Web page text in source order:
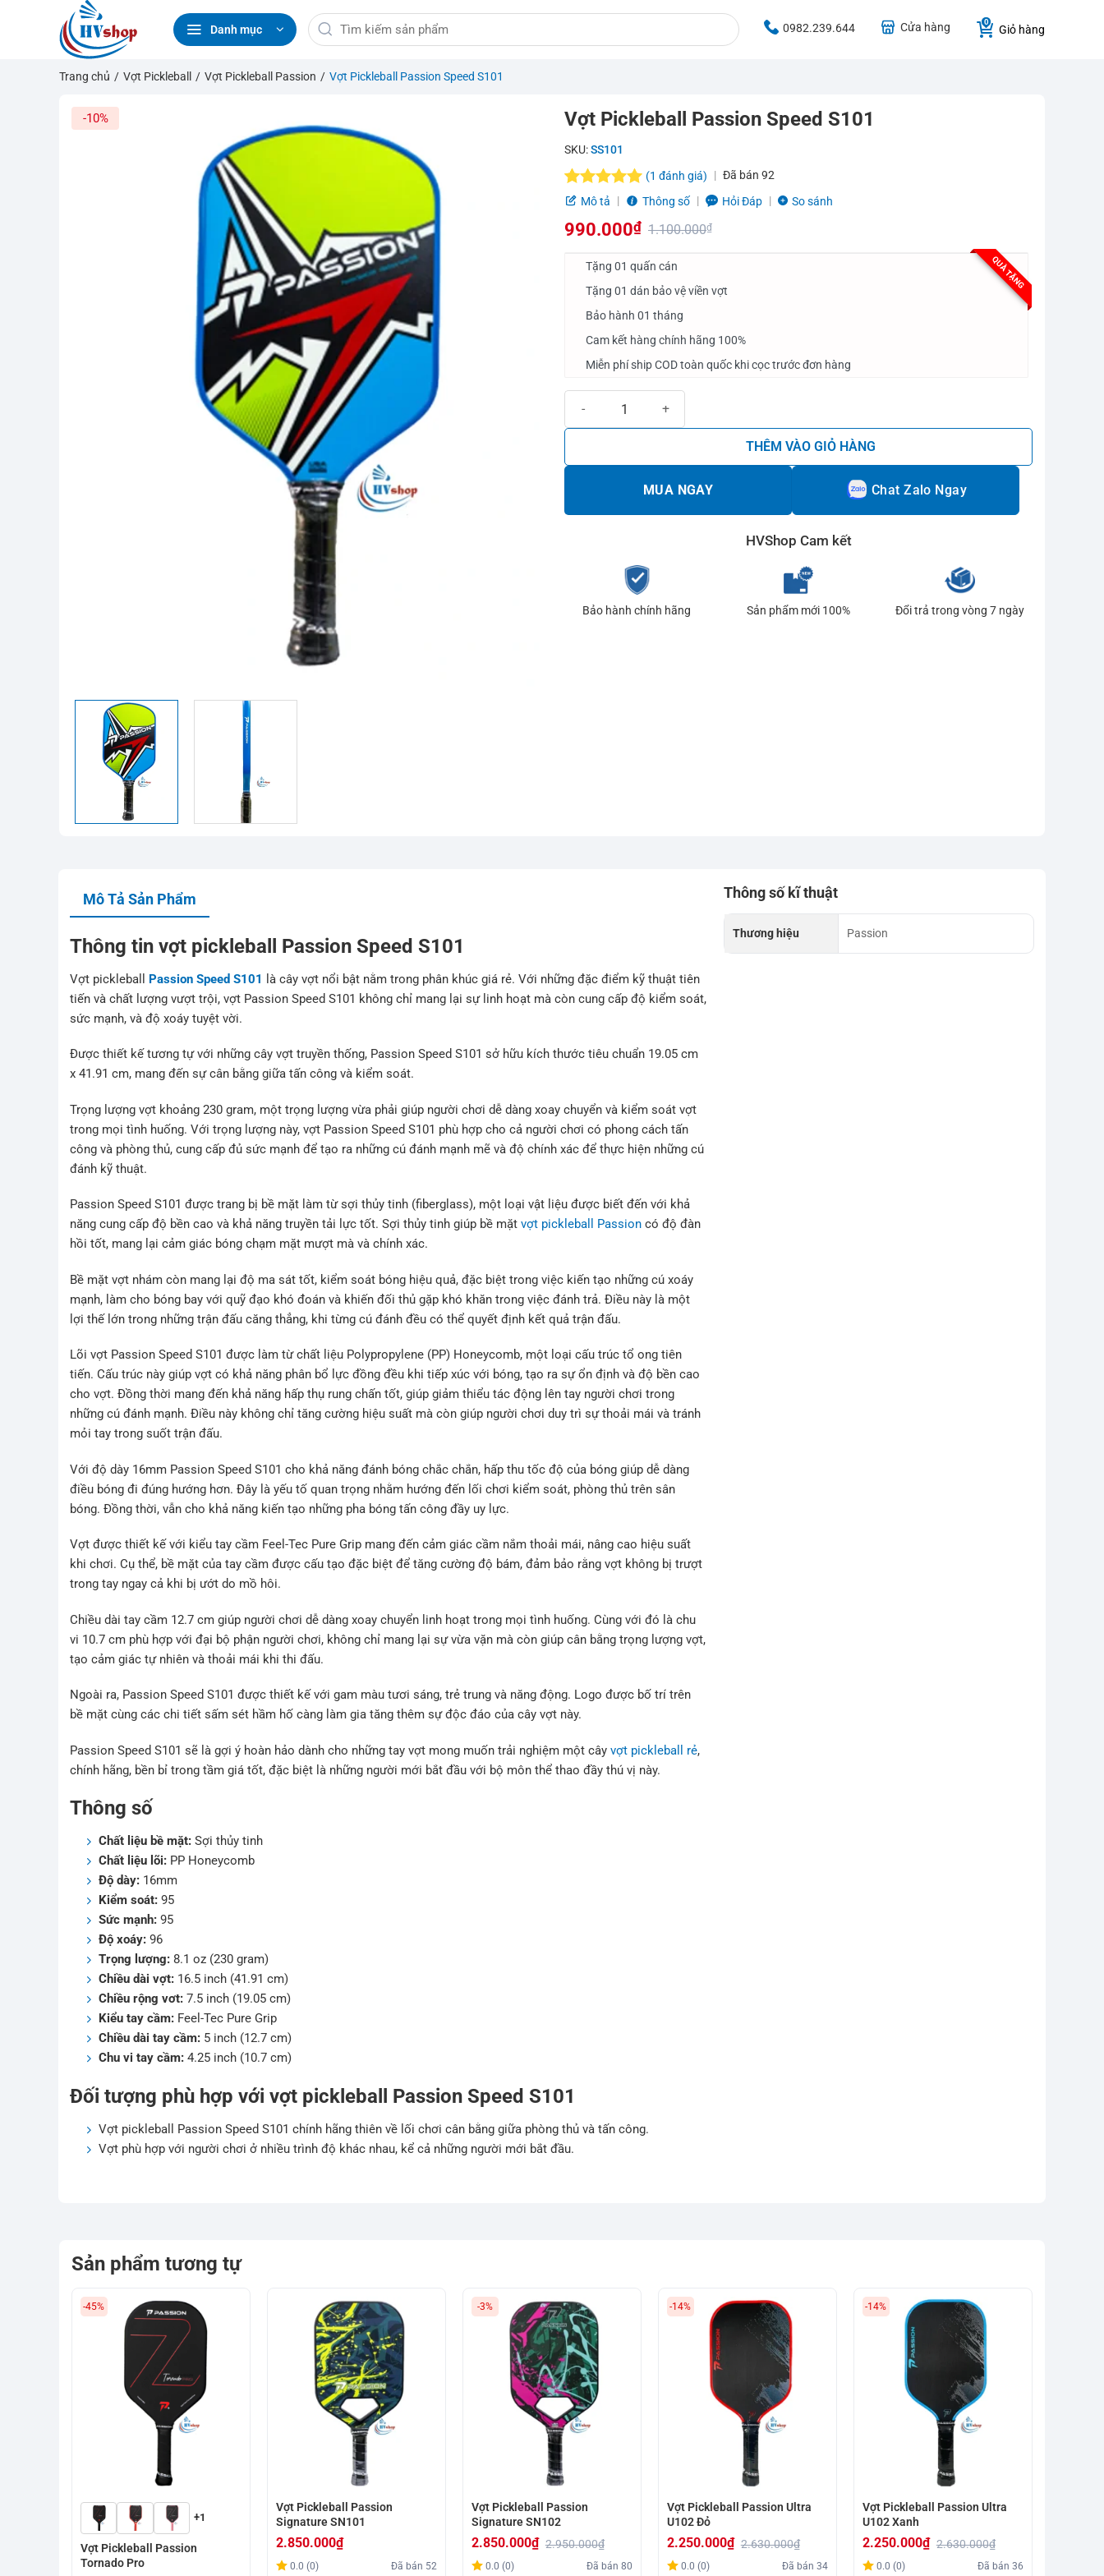
Danh mục
Tìm
kiếm:
0982.239.644 Cửa hàng Giỏ hàng
Trang chủ / Vợt Pickleball / Vợt Pickleball Passion / Vợt Pickleball Passion Speed S101
-10% Vợt Pickleball Passion Speed S101
SKU:SS101
5.0trên 5
1
đánh giá
(1 đánh giá) Đã bán92
Mô tả
Thông số Hỏi Đáp So sánh
1.100.000₫
gốc
1.100.000₫.
990.000₫
hiện
990.000₫.
QUÀ TẶNG
Tặng 01 quấn cán
Tặng 01 dán bảo vệ viền vợt
Bảo hành 01 tháng
Cam kết hàng chính hãng 100%
Miễn phí ship COD toàn quốc khi cọc trước đơn hàng
THÊM VÀO GIỎ HÀNG
MUA NGAY Chat Zalo Ngay
HVShop Cam kết
Bảo hành chính hãng Sản phẩm mới 100% Đổi trả trong vòng 7 ngày
Mô Tả Sản Phẩm
Thông tin vợt pickleball Passion Speed S101
Vợt pickleball Passion Speed S101
là cây vợt nổi bật nằm trong phân khúc giá rẻ. Với những đặc điểm kỹ thuật tiên
tiến và chất lượng vượt trội, vợt Passion Speed S101 không chỉ mang lại sự linh hoạt mà còn cung cấp độ kiểm soát,
sức mạnh, và độ xoáy tuyệt vời.
Được thiết kế tương tự với những cây vợt truyền thống, Passion Speed S101 sở hữu kích thước tiêu chuẩn 19.05 cm
x 41.91 cm, mang đến sự cân bằng giữa tấn công và kiểm soát.
Trọng lượng vợt khoảng 230 gram, một trọng lượng vừa phải giúp người chơi dễ dàng xoay chuyển và kiểm soát vợt
trong mọi tình huống. Với trọng lượng này, vợt Passion Speed S101 phù hợp cho cả người chơi có phong cách tấn
công và phòng thủ, cung cấp đủ sức mạnh để tạo ra những cú đánh mạnh mẽ và độ chính xác để thực hiện những cú
đánh kỹ thuật.
Passion Speed S101 được trang bị bề mặt làm từ sợi thủy tinh (fiberglass), một loại vật liệu được biết đến với khả
năng cung cấp độ bền cao và khả năng truyền tải lực tốt. Sợi thủy tinh giúp bề mặtvợt pickleball Passion có độ đàn
hồi tốt, mang lại cảm giác bóng chạm mặt mượt mà và chính xác.
Bề mặt vợt nhám còn mang lại độ ma sát tốt, kiểm soát bóng hiệu quả, đặc biệt trong việc kiến tạo những cú xoáy
mạnh, làm cho bóng bay với quỹ đạo khó đoán và khiến đối thủ gặp khó khăn trong việc đánh trả. Điều này là một
lợi thế lớn trong những trận đấu căng thẳng, khi từng cú đánh đều có thể quyết định kết quả trận đấu.
Lõi vợt Passion Speed S101 được làm từ chất liệu Polypropylene (PP) Honeycomb, một loại cấu trúc tổ ong tiên
tiến. Cấu trúc này giúp vợt có khả năng phân bổ lực đồng đều khi tiếp xúc với bóng, tạo ra sự ổn định và độ bền cao
cho vợt. Đồng thời mang đến khả năng hấp thụ rung chấn tốt, giúp giảm thiểu tác động lên tay người chơi trong
những cú đánh mạnh. Điều này không chỉ tăng cường hiệu suất mà còn giúp người chơi duy trì sự thoải mái và tránh
mỏi tay trong suốt trận đấu.
Với độ dày 16mm Passion Speed S101 cho khả năng đánh bóng chắc chắn, hấp thu tốc độ của bóng giúp dễ dàng
điều bóng đi đúng hướng hơn. Đây là yếu tố quan trọng nhằm hướng đến lối chơi kiểm soát, phòng thủ trên sân
bóng. Đồng thời, vẫn cho khả năng kiến tạo những pha bóng tấn công đầy uy lực.
Vợt được thiết kế với kiểu tay cầm Feel-Tec Pure Grip mang đến cảm giác cầm nắm thoải mái, nâng cao hiệu suất
khi chơi. Cụ thể, bề mặt của tay cầm được cấu tạo đặc biệt để tăng cường độ bám, đảm bảo rằng vợt không bị trượt
trong tay ngay cả khi bị ướt do mồ hôi.
Chiều dài tay cầm 12.7 cm giúp người chơi dễ dàng xoay chuyển linh hoạt trong mọi tình huống. Cùng với đó là chu
vi 10.7 cm phù hợp với đại bộ phận người chơi, không chỉ mang lại sự vừa vặn mà còn giúp cân bằng trọng lượng vợt,
tạo cảm giác tự nhiên và thoải mái khi thi đấu.
Ngoài ra, Passion Speed S101 được thiết kế với gam màu tươi sáng, trẻ trung và năng động. Logo được bố trí trên
bề mặt cùng các chi tiết sấm sét hầm hố càng làm gia tăng thêm sự độc đáo của cây vợt này.
Passion Speed S101 sẽ là gợi ý hoàn hảo dành cho những tay vợt mong muốn trải nghiệm một câyvợt pickleball rẻ,
chính hãng, bền bỉ trong tầm giá tốt, đặc biệt là những người mới bắt đầu với bộ môn thể thao đầy thú vị này.
Thông số
Chất liệu bề mặt: Sợi thủy tinh
Chất liệu lõi: PP Honeycomb
Độ dày: 16mm
Kiểm soát: 95
Sức mạnh: 95
Độ xoáy: 96
Trọng lượng: 8.1 oz (230 gram)
Chiều dài vợt: 16.5 inch (41.91 cm)
Chiều rộng vơt: 7.5 inch (19.05 cm)
Kiểu tay cầm: Feel-Tec Pure Grip
Chiều dài tay cầm: 5 inch (12.7 cm)
Chu vi tay cầm: 4.25 inch (10.7 cm)
Đối tượng phù hợp với vợt pickleball Passion Speed S101
Vợt pickleball Passion Speed S101 chính hãng thiên về lối chơi cân bằng giữa phòng thủ và tấn công.
Vợt phù hợp với người chơi ở nhiều trình độ khác nhau, kể cả những người mới bắt đầu.
Thông số kĩ thuật
Thương hiệu Passion
Sản phẩm tương tự
-45%
+1
Vợt Pickleball Passion
Tornado Pro
Vợt Pickleball Passion
Signature SN101
2.850.000₫
0.0 (0) Đã bán 52
-3%
Vợt Pickleball Passion
Signature SN102
2.950.000₫
Giá
2.850.000₫
Giá0.0 (0) Đã bán80
-14%
Vợt Pickleball Passion Ultra
U102 Đỏ
2.630.000₫
Giá
2.250.000₫
Giá0.0 (0) Đã bán34
-14%
Vợt Pickleball Passion Ultra
U102 Xanh
2.630.000₫
Giá
2.250.000₫
Giá0.0 (0) Đã bán36